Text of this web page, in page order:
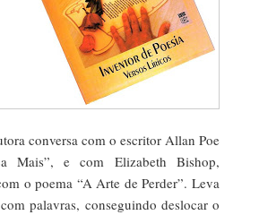
conversa com o escritor Allan Poe
Mais”, e com Elizabeth Bishop,
o poema “A Arte de Perder”. Leva
palavras, conseguindo deslocar o